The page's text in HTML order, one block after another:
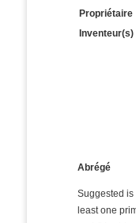
Propriétaire
Inventeur(s)
Abrégé
Suggested
least one